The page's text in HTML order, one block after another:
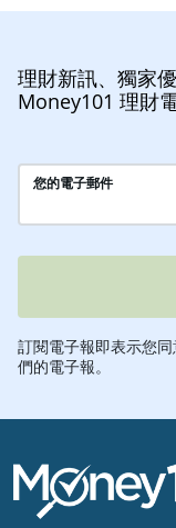
理財新訊、獨家
Money101 理財